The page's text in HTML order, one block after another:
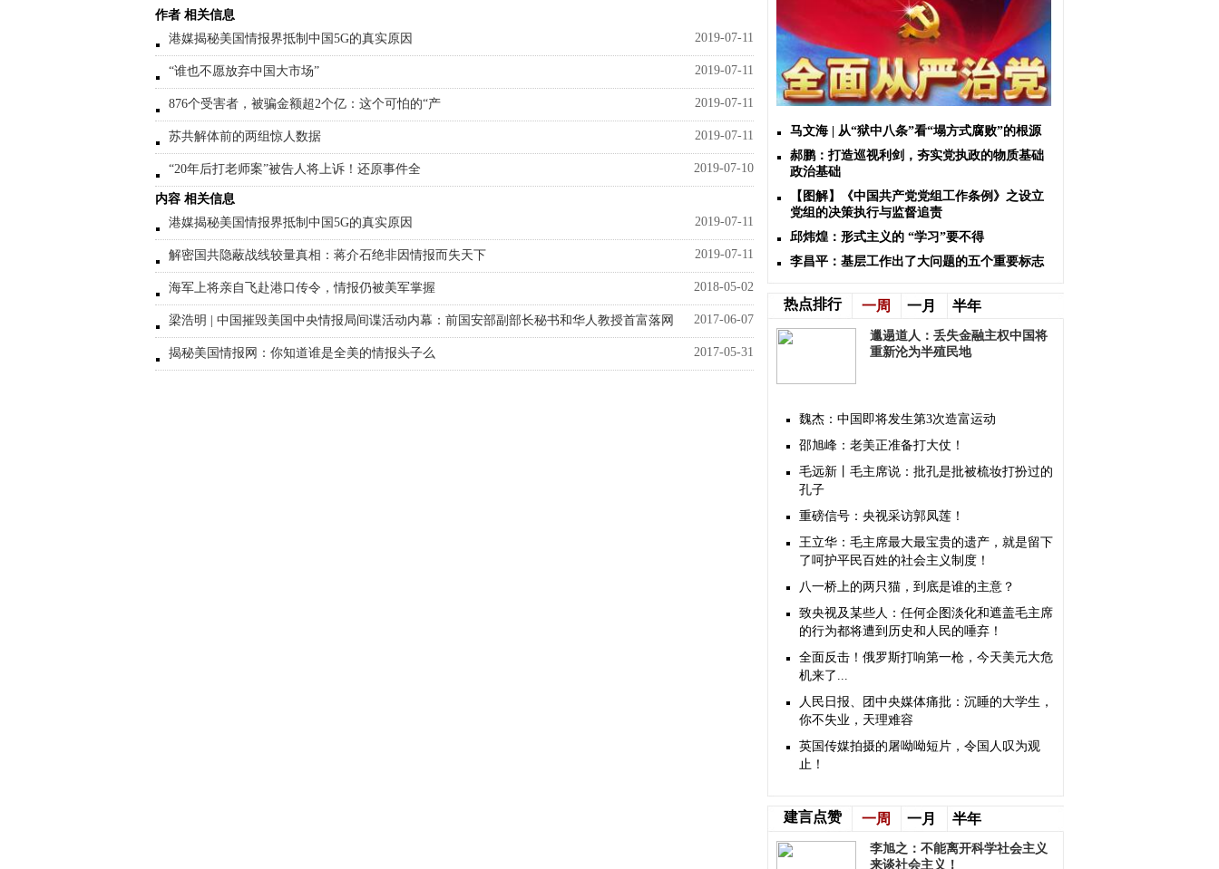
作者 相关信息
港媒揭秘美国情报界抵制中国5G的真实原因
2019-07-11
“谁也不愿放弃中国大市场” 2019-07-11
876个受害者，被骗金额超2个亿：这个可怕的“产 2019-07-11
苏共解体前的两组惊人数据 2019-07-11
“20年后打老师案”被告人将上诉！还原事件全 2019-07-10
内容 相关信息
港媒揭秘美国情报界抵制中国5G的真实原因
2019-07-11
解密国共隐蔽战线较量真相：蒋介石绝非因情报而失天下 2019-07-11
海军上将亲自飞赴港口传令，情报仍被美军掌握 2018-05-02
梁浩明 | 中国摧毁美国中央情报局间谍活动内幕：前国安部副部长秘书和华人教授首富落网 2017-06-07
揭秘美国情报网：你知道谁是全美的情报头子么 2017-05-31
马文海 | 从“狱中八条”看“塌方式腐败”的根源
郝鹏：打造巡视利剑，夯实党执政的物质基础
政治基础
【图解】《中国共产党党组工作条例》之设立
党组的决策执行与监督追责
邱炜煌：形式主义的 “学习”要不得
李昌平：基层工作出了大问题的五个重要标志
热点排行 一周 一月 半年
邋遢道人：丢失金融主权中国将
重新沦为半殖民地
魏杰：中国即将发生第3次造富运动
邵旭峰：老美正准备打大仗！
毛远新丨毛主席说：批孔是批被梳妆打扮过的
孔子
重磅信号：央视采访郭凤莲！
王立华：毛主席最大最宝贵的遗产，就是留下
了呵护平民百姓的社会主义制度！
八一桥上的两只猫，到底是谁的主意？
致央视及某些人：任何企图淡化和遮盖毛主席
的行为都将遭到历史和人民的唾弃！
全面反击！俄罗斯打响第一枪，今天美元大危
机来了...
人民日报、团中央媒体痛批：沉睡的大学生，
你不失业，天理难容
英国传媒拍摄的屠呦呦短片，令国人叹为观
止！
建言点赞 一周 一月 半年
李旭之：不能离开科学社会主义
来谈社会主义！